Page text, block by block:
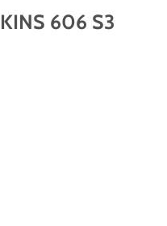
606 S3